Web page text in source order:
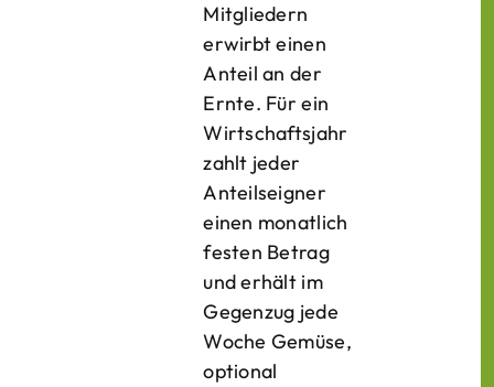
Mitgliedern
erwirbt einen
Anteil an der
Ernte. Für ein
Wirtschaftsjahr
zahlt jeder
Anteilseigner
einen monatlich
festen Betrag
und erhält im
Gegenzug jede
Woche Gemüse,
optional